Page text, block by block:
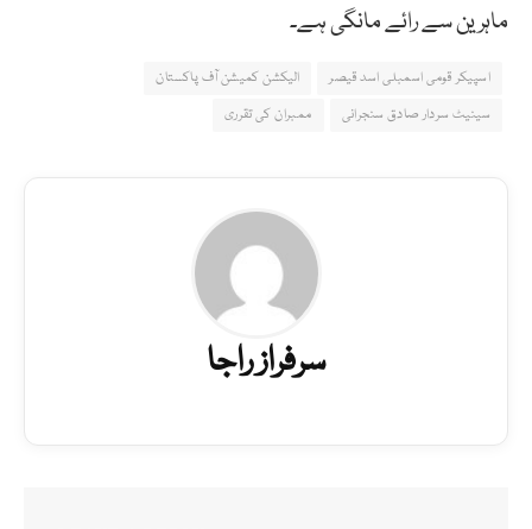
ماہرین سے رائے مانگی ہے۔
اسپیکر قومی اسمبلی اسد قیصر
الیکشن کمیشن آف پاکستان
سینیٹ سردار صادق سنجرانی
ممبران کی تقرری
سرفراز راجا